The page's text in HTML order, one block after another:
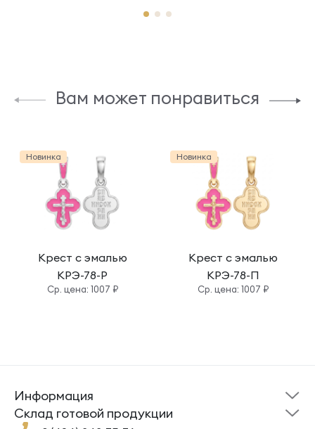
Вам может понравиться
Новинка
Крест с эмалью
КРЭ-78-Р
Cр. цена: 1007 ₽
Новинка
Крест с эмалью
КРЭ-78-П
Cр. цена: 1007 ₽
Информация
Склад готовой
продукции
Помощь
Cклад готовой продукции
Кресты Ложки